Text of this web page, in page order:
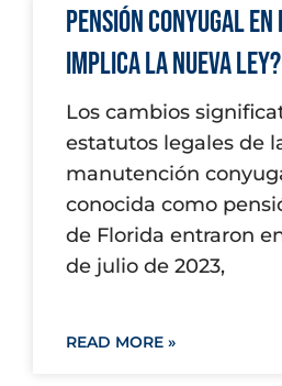
Pensión Conyugal en
Implica la Nueva Ley?
Los cambios
estatutos legales de
manutención
conocida como
de Florida entraron
de julio de 2023,
READ MORE »